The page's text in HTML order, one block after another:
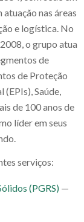
atuação nas áreas
e logística. No
o grupo atua
de
de Proteção
(EPIs), Saúde,
de 100 anos de
líder em seus
serviços:
(PGRS) —